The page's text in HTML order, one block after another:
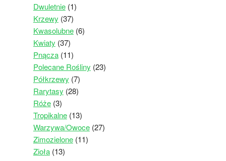
Dwuletnie(1)
Krzewy (37)
Kwasolubne(6)
Kwiaty (37)
Pnącza(11)
Polecane Rośliny (23)
Półkrzewy (7)
Rarytasy (28)
Róże(3)
Tropikalne(13)
Warzywa/Owoce(27)
Zimozielone(11)
Zioła(13)